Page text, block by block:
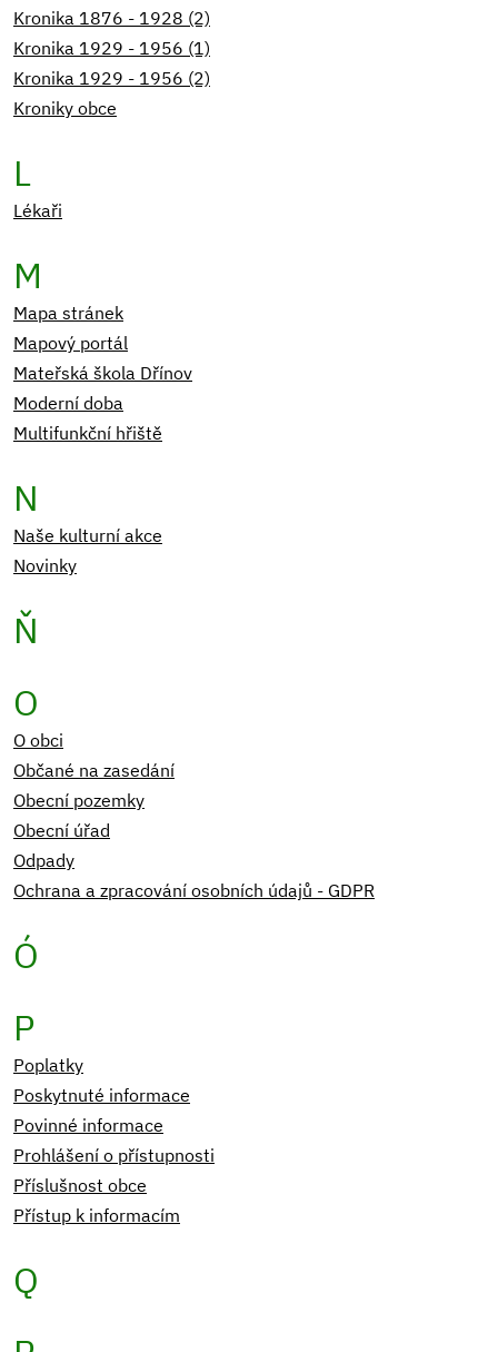
Kronika 1876 - 1928 (2)
Kronika 1929 - 1956 (1)
Kronika 1929 - 1956 (2)
Kroniky obce
L
Lékaři
M
Mapa stránek
Mapový portál
Mateřská škola Dřínov
Moderní doba
Multifunkční hřiště
N
Naše kulturní akce
Novinky
Ň
O
O obci
Občané na zasedání
Obecní pozemky
Obecní úřad
Odpady
Ochrana a zpracování osobních údajů - GDPR
Ó
P
Poplatky
Poskytnuté informace
Povinné informace
Prohlášení o přístupnosti
Příslušnost obce
Přístup k informacím
Q